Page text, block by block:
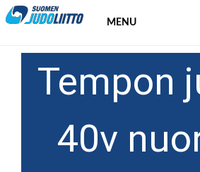
MENU
Tempon
40v